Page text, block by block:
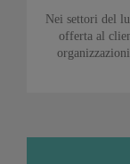
Nei settori del
offerta al